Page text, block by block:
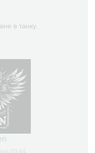
в танку.